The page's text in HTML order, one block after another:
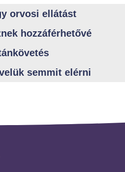
orvosi ellátást
hozzáférhetővé
semmit elérni